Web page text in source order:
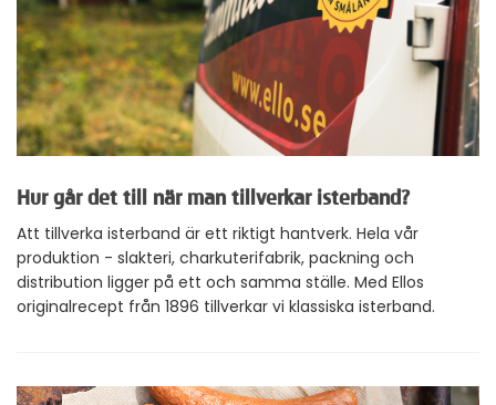
Hur går det till när man tillverkar isterband?
Att tillverka isterband är ett riktigt hantverk. Hela vår
produktion - slakteri, charkuterifabrik, packning och
distribution ligger på ett och samma ställe. Med Ellos
originalrecept från 1896 tillverkar vi klassiska isterband.